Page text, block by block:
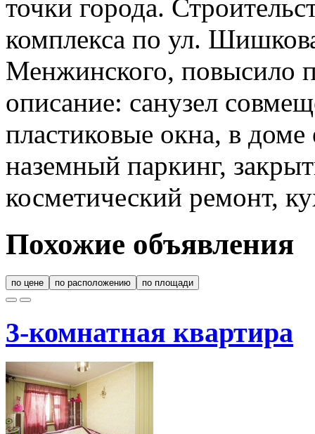
точки города.
комплекса по ул.
Менжинского, повысило
описание: санузел
пластиковые окна, в доме
наземный паркинг,
косметический ремонт,
Похожие объявления
по цене по расположению по площади
3-комнатная квартира